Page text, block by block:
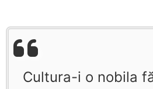
Cultura-i o nobila